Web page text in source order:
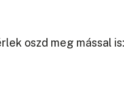
oszd meg mással is: